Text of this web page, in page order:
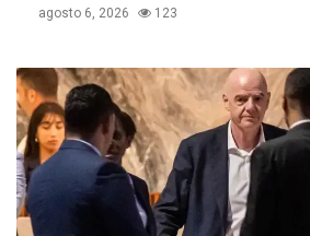
agosto 6, 2026 123